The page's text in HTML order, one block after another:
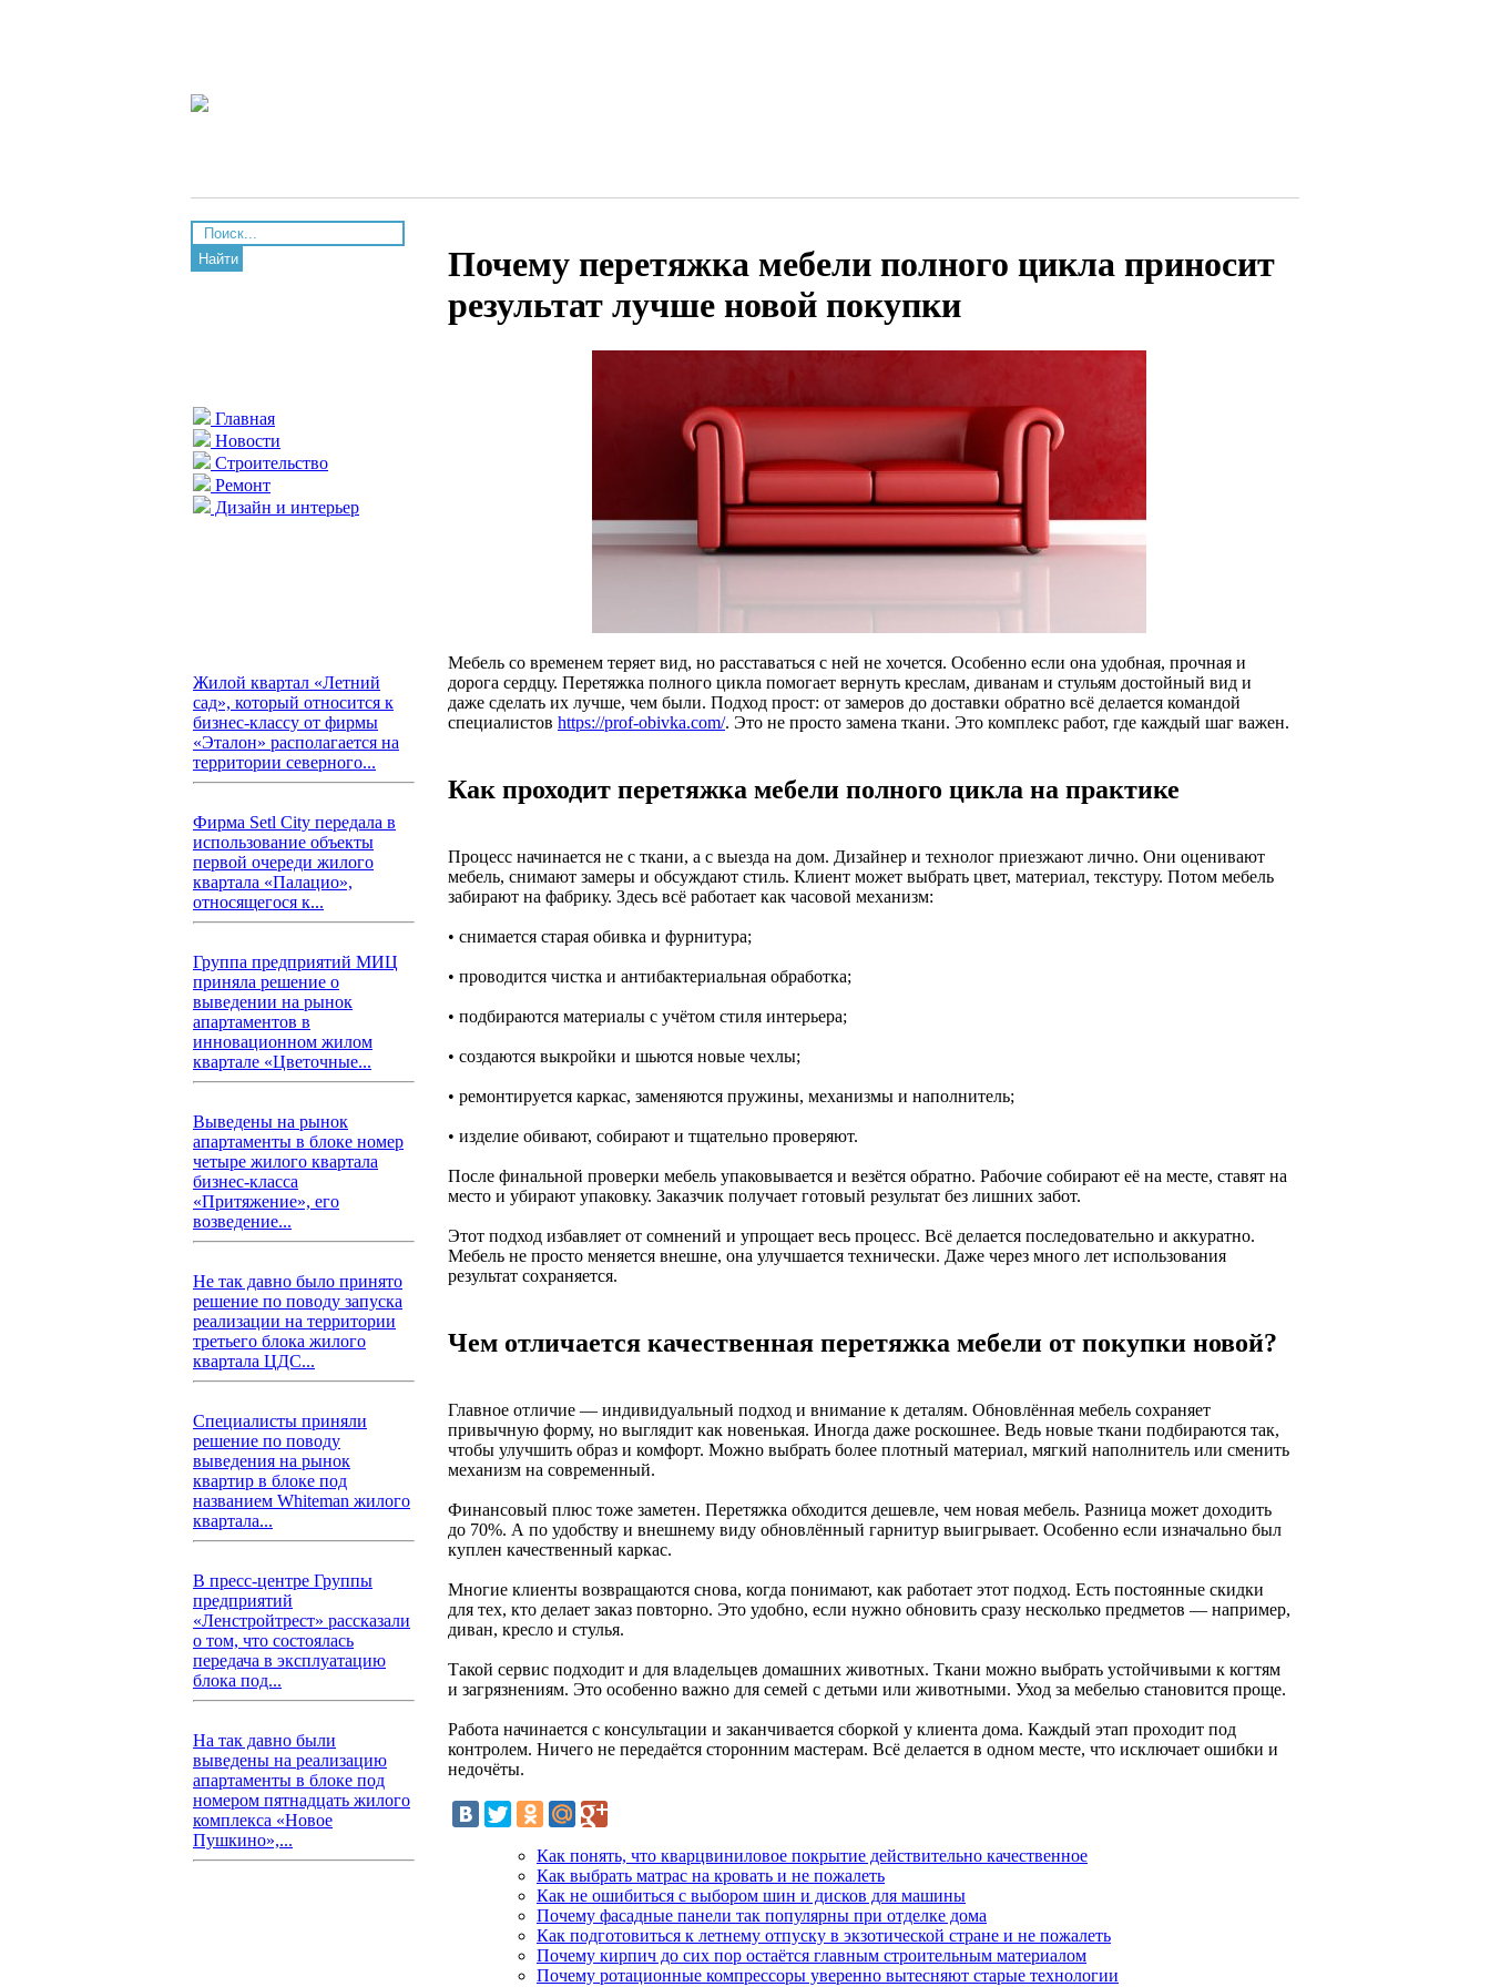
Найти
Главная
Новости
Строительство
Ремонт
Дизайн и интерьер
Жилой квартал «Летний
сад», который относится к
бизнес-классу от фирмы
«Эталон» располагается на
территории северного...
Фирма Setl City передала в
использование объекты
первой очереди жилого
квартала «Палацио»,
относящегося к...
Группа предприятий МИЦ
приняла решение о
выведении на рынок
апартаментов в
инновационном жилом
квартале «Цветочные...
Выведены на рынок
апартаменты в блоке номер
четыре жилого квартала
бизнес-класса
«Притяжение», его
возведение...
Не так давно было принято
решение по поводу запуска
реализации на территории
третьего блока жилого
квартала ЦДС...
Специалисты приняли
решение по поводу
выведения на рынок
квартир в блоке под
названием Whiteman жилого
квартала...
В пресс-центре Группы
предприятий
«Ленстройтрест» рассказали
о том, что состоялась
передача в эксплуатацию
блока под...
На так давно были
выведены на реализацию
апартаменты в блоке под
номером пятнадцать жилого
комплекса «Новое
Пушкино»,...
Почему перетяжка мебели полного цикла приносит
результат лучше новой покупки
Мебель со временем теряет вид, но расставаться с ней не хочется. Особенно если она удобная, прочная и
дорога сердцу. Перетяжка полного цикла помогает вернуть креслам, диванам и стульям достойный вид и
даже сделать их лучше, чем были. Подход прост: от замеров до доставки обратно всё делается командой
специалистов https://prof-obivka.com/. Это не просто замена ткани. Это комплекс работ, где каждый шаг важен.
Как проходит перетяжка мебели полного цикла на практике
Процесс начинается не с ткани, а с выезда на дом. Дизайнер и технолог приезжают лично. Они оценивают
мебель, снимают замеры и обсуждают стиль. Клиент может выбрать цвет, материал, текстуру. Потом мебель
забирают на фабрику. Здесь всё работает как часовой механизм:
• снимается старая обивка и фурнитура;
• проводится чистка и антибактериальная обработка;
• подбираются материалы с учётом стиля интерьера;
• создаются выкройки и шьются новые чехлы;
• ремонтируется каркас, заменяются пружины, механизмы и наполнитель;
• изделие обивают, собирают и тщательно проверяют.
После финальной проверки мебель упаковывается и везётся обратно. Рабочие собирают её на месте, ставят на
место и убирают упаковку. Заказчик получает готовый результат без лишних забот.
Этот подход избавляет от сомнений и упрощает весь процесс. Всё делается последовательно и аккуратно.
Мебель не просто меняется внешне, она улучшается технически. Даже через много лет использования
результат сохраняется.
Чем отличается качественная перетяжка мебели от покупки новой?
Главное отличие — индивидуальный подход и внимание к деталям. Обновлённая мебель сохраняет
привычную форму, но выглядит как новенькая. Иногда даже роскошнее. Ведь новые ткани подбираются так,
чтобы улучшить образ и комфорт. Можно выбрать более плотный материал, мягкий наполнитель или сменить
механизм на современный.
Финансовый плюс тоже заметен. Перетяжка обходится дешевле, чем новая мебель. Разница может доходить
до 70%. А по удобству и внешнему виду обновлённый гарнитур выигрывает. Особенно если изначально был
куплен качественный каркас.
Многие клиенты возвращаются снова, когда понимают, как работает этот подход. Есть постоянные скидки
для тех, кто делает заказ повторно. Это удобно, если нужно обновить сразу несколько предметов — например,
диван, кресло и стулья.
Такой сервис подходит и для владельцев домашних животных. Ткани можно выбрать устойчивыми к когтям
и загрязнениям. Это особенно важно для семей с детьми или животными. Уход за мебелью становится проще.
Работа начинается с консультации и заканчивается сборкой у клиента дома. Каждый этап проходит под
контролем. Ничего не передаётся сторонним мастерам. Всё делается в одном месте, что исключает ошибки и
недочёты.
Как понять, что кварцвиниловое покрытие действительно качественное
Как выбрать матрас на кровать и не пожалеть
Как не ошибиться с выбором шин и дисков для машины
Почему фасадные панели так популярны при отделке дома
Как подготовиться к летнему отпуску в экзотической стране и не пожалеть
Почему кирпич до сих пор остаётся главным строительным материалом
Почему ротационные компрессоры уверенно вытесняют старые технологии